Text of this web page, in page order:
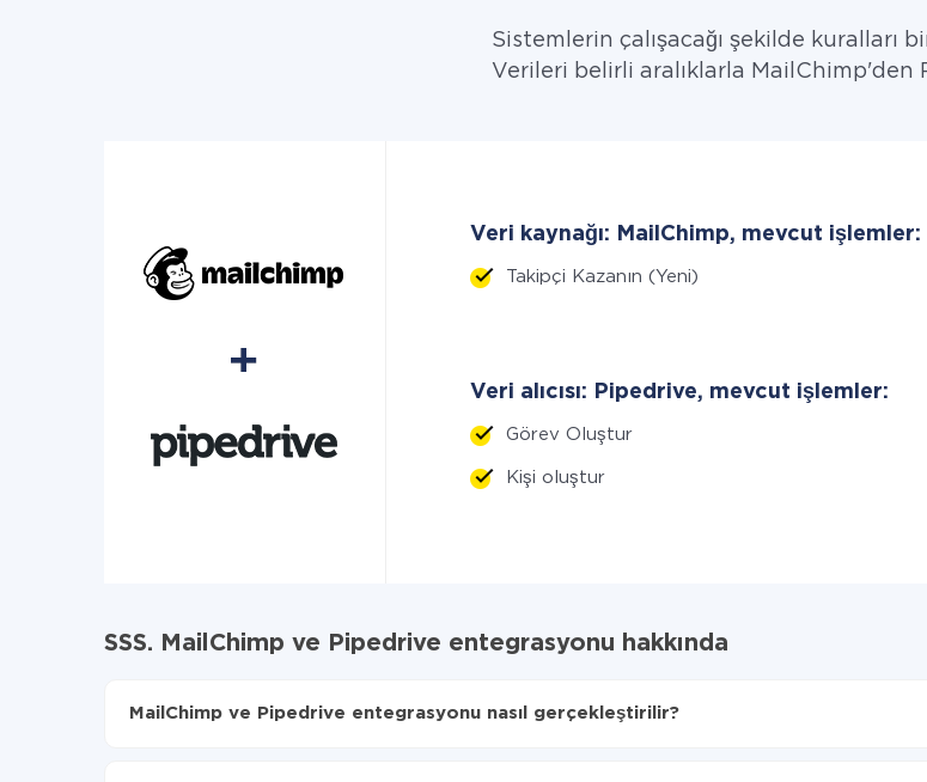
Sistemlerin çalışacağı şekilde kuralları
Verileri belirli aralıklarla MailChimp'den
Veri kaynağı: MailChimp, mevcut işlemler:
Takipçi Kazanın (Yeni)
Veri alıcısı: Pipedrive, mevcut işlemler:
Görev Oluştur
Kişi oluştur
SSS. MailChimp ve Pipedrive entegrasyonu hakkında
MailChimp ve Pipedrive entegrasyonu nasıl gerçekleştirilir?